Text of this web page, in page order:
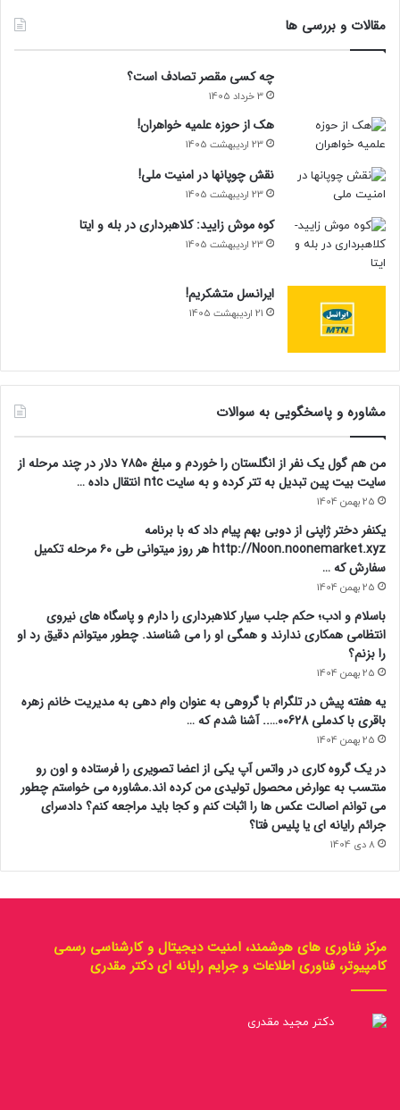
مقالات و بررسی ها
چه کسی مقصر تصادف است؟
3 خرداد 1405
هک از حوزه علمیه خواهران!
23 اردیبهشت 1405
نقش چوپانها در امنیت ملی!
23 اردیبهشت 1405
کوه موش زایید: کلاهبرداری در بله و ایتا
23 اردیبهشت 1405
ایرانسل متشکریم!
21 اردیبهشت 1405
مشاوره و پاسخگویی به سوالات
من هم گول یک نفر از انگلستان را خوردم و مبلغ ۷۸۵۰ دلار در چند مرحله از
سایت بیت پین تبدیل به تتر کرده و به سایت ntc انتقال داده …
25 بهمن 1404
یکنفر دختر ژاپنی از دوبی بهم پیام داد که با برنامه
http://Noon.noonemarket.xyz هر روز میتوانی طی ۶۰ مرحله تکمیل
سفارش که …
25 بهمن 1404
باسلام و ادب؛ حکم جلب سیار کلاهبرداری را دارم و پاسگاه های نیروی
انتظامی همکاری ندارند و همگی او را می شناسند. چطور میتوانم دقیق رد او
را بزنم؟
25 بهمن 1404
یه هفته پیش در تلگرام با گروهی به عنوان وام دهی به مدیریت خانم زهره
باقری با کدملی 00628….. آشنا شدم که …
25 بهمن 1404
در یک گروه کاری در واتس آپ یکی از اعضا تصویری را فرستاده و اون رو
منتسب به عوارض محصول تولیدی من کرده اند.مشاوره می خواستم چطور
می توانم اصالت عکس ها را اثبات کنم و کجا باید مراجعه کنم؟ دادسرای
جرائم رایانه ای یا پلیس فتا؟
8 دی 1404
مرکز فناوری های هوشمند، امنیت دیجیتال و کارشناسی رسمی
کامپیوتر، فناوری اطلاعات و جرایم رایانه ای دکتر مقدری